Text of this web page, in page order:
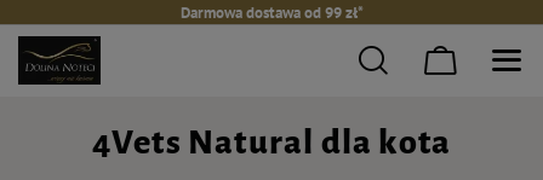
Darmowa dostawa od 99 zł*
4Vets Natural dla kota